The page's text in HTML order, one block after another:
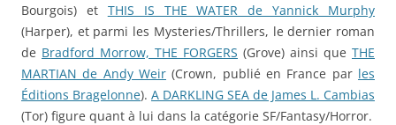
Bourgois) et THIS IS THE WATER de Yannick Murphy
(Harper), et parmi les Mysteries/Thrillers, le dernier roman
de Bradford Morrow, THE FORGERS (Grove) ainsi que THE
MARTIAN de Andy Weir (Crown, publié en France par les
Éditions Bragelonne). A DARKLING SEA de James L. Cambias
(Tor) figure quant à lui dans la catégorie SF/Fantasy/Horror.